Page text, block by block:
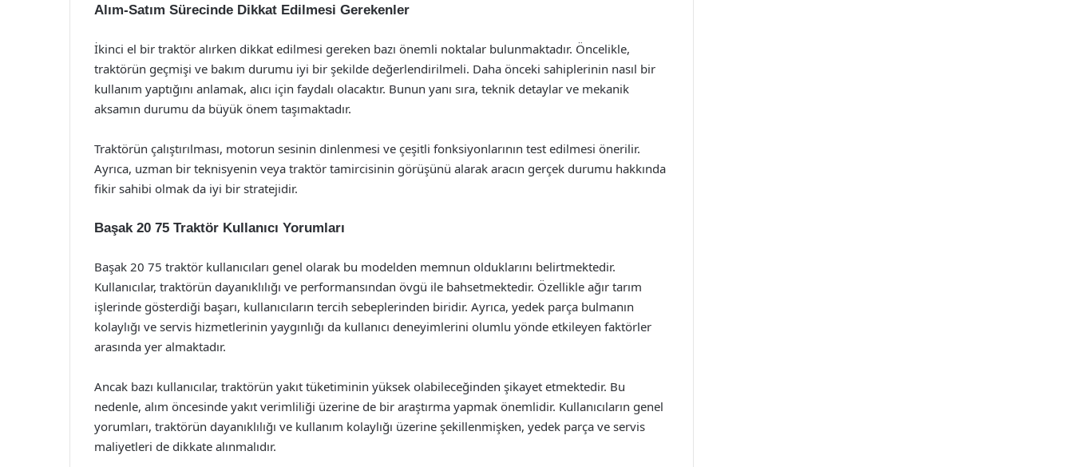
Alım-Satım Sürecinde Dikkat Edilmesi Gerekenler
İkinci el bir traktör alırken dikkat edilmesi gereken bazı önemli noktalar bulunmaktadır. Öncelikle,
traktörün geçmişi ve bakım durumu iyi bir şekilde değerlendirilmeli. Daha önceki sahiplerinin nasıl bir
kullanım yaptığını anlamak, alıcı için faydalı olacaktır. Bunun yanı sıra, teknik detaylar ve mekanik
aksamın durumu da büyük önem taşımaktadır.
Traktörün çalıştırılması, motorun sesinin dinlenmesi ve çeşitli fonksiyonlarının test edilmesi önerilir.
Ayrıca, uzman bir teknisyenin veya traktör tamircisinin görüşünü alarak aracın gerçek durumu hakkında
fikir sahibi olmak da iyi bir stratejidir.
Başak 20 75 Traktör Kullanıcı Yorumları
Başak 20 75 traktör kullanıcıları genel olarak bu modelden memnun olduklarını belirtmektedir.
Kullanıcılar, traktörün dayanıklılığı ve performansından övgü ile bahsetmektedir. Özellikle ağır tarım
işlerinde gösterdiği başarı, kullanıcıların tercih sebeplerinden biridir. Ayrıca, yedek parça bulmanın
kolaylığı ve servis hizmetlerinin yaygınlığı da kullanıcı deneyimlerini olumlu yönde etkileyen faktörler
arasında yer almaktadır.
Ancak bazı kullanıcılar, traktörün yakıt tüketiminin yüksek olabileceğinden şikayet etmektedir. Bu
nedenle, alım öncesinde yakıt verimliliği üzerine de bir araştırma yapmak önemlidir. Kullanıcıların genel
yorumları, traktörün dayanıklılığı ve kullanım kolaylığı üzerine şekillenmişken, yedek parça ve servis
maliyetleri de dikkate alınmalıdır.